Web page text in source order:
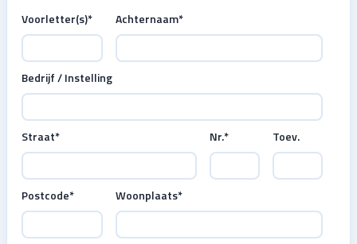
Voorletter(s)* Achternaam*
Bedrijf / Instelling
Straat* Nr.* Toev.
Postcode* Woonplaats*